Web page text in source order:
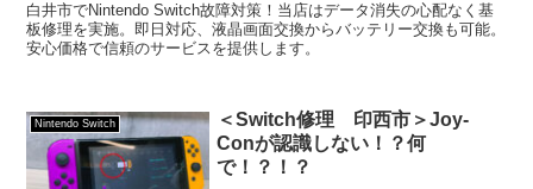
白井市でNintendo Switch故障対策！当店はデータ消失の心配なく基
板修理を実施。即日対応、液晶画面交換からバッテリー交換も可能。
安心価格で信頼のサービスを提供します。
Nintendo Switch
＜Switch修理 印西市＞Joy-
Conが認識しない！？何
で！？！？